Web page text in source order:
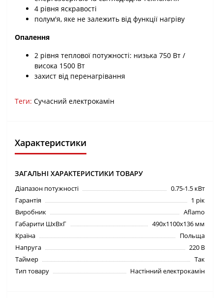
4 рівня яскравості
полум'я, яке не залежить від функції нагріву
Опалення
2 рівня теплової потужності: низька 750 Вт /
висока 1500 Вт
захист від перенагрівання
Теги: Сучасний електрокамін
Характеристики
ЗАГАЛЬНІ ХАРАКТЕРИСТИКИ ТОВАРУ
Діапазон потужності
0.75-1.5 кВт
Гарантія
1 рік
Виробник
Aflamo
Габарити ШхВхГ
490х1100х136 мм
Країна
Польща
Напруга
220 В
Таймер
Так
Тип товару
Настінний електрокамін